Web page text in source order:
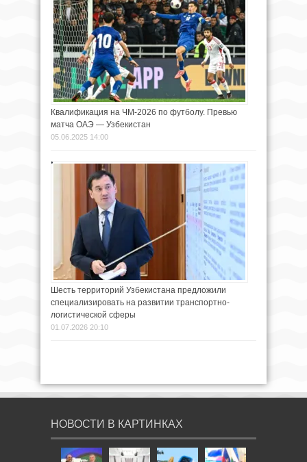
Квалификация на ЧМ-2026 по футболу. Превью
матча ОАЭ — Узбекистан
05.06.2025 14:00
Шесть территорий Узбекистана предложили
специализировать на развитии транспортно-
логистической сферы
01.07.2026 20:10
НОВОСТИ В КАРТИНКАХ